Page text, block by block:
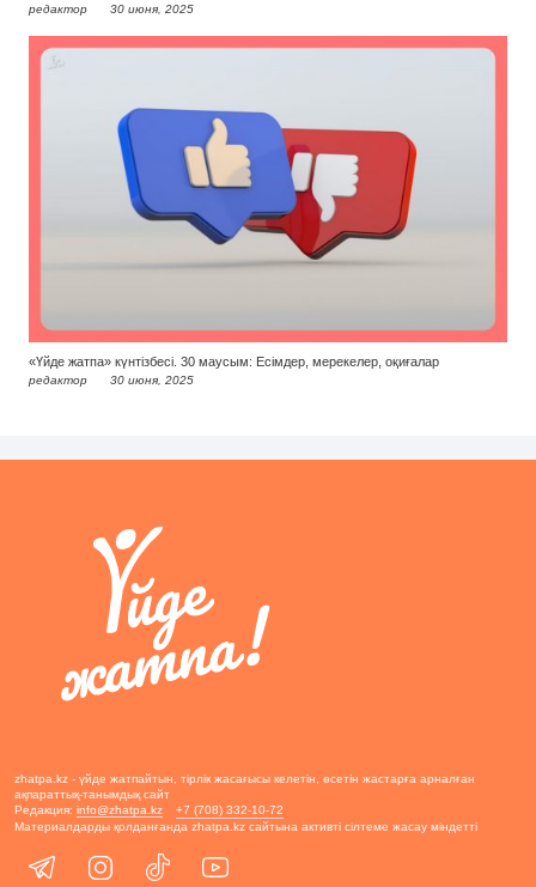
редактор 30 июня, 2025
«Үйде жатпа» күнтізбесі. 30 маусым: Есімдер, мерекелер, оқиғалар
редактор 30 июня, 2025
zhatpa.kz - үйде жатпайтын, тірлік жасағысы келетін, өсетін жастарға арналған
ақпараттық-танымдық сайт
Редакция: info@zhatpa.kz
+7 (708) 332-10-72
Материалдарды қолданғанда zhatpa.kz сайтына активті сілтеме жасау міндетті